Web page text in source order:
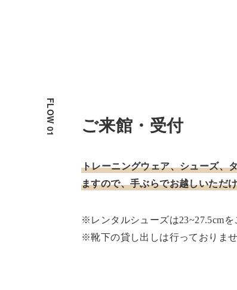
ご来館・受付
トレーニングウェア、シューズ、
ますので、手ぶらでお越しいただ
※レンタルシューズは23~27.5cmを
※靴下の貸し出しは行っておりま